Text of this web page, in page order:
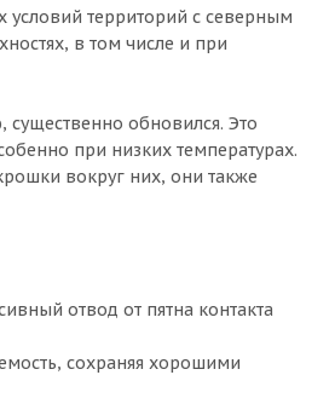
территорий с северным
в том числе и при
обновился. Это
при низких температурах.
вокруг них, они также
отвод от пятна контакта
сохраняя хорошими